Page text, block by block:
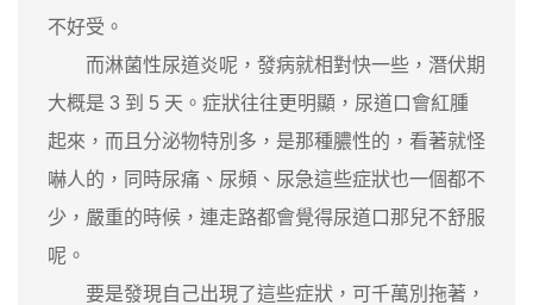
不好受。
而淋菌性尿道炎呢，發病就相對快一些，潛伏期
大概是 3 到 5 天。症狀往往更明顯，尿道口會紅腫
起來，而且分泌物特別多，是那種膿性的，看著就怪
嚇人的，同時尿痛、尿頻、尿急這些症狀也一個都不
少，嚴重的時候，連走路都會覺得尿道口那兒不舒服
呢。
要是發現自己出現了這些症狀，可千萬別拖著，